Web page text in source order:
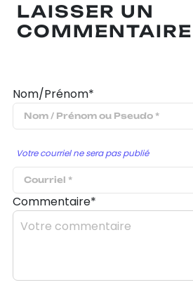
LAISSER UN
COMMENTAIRE
Nom/Prénom*
Votre courriel ne sera pas publié
Commentaire*